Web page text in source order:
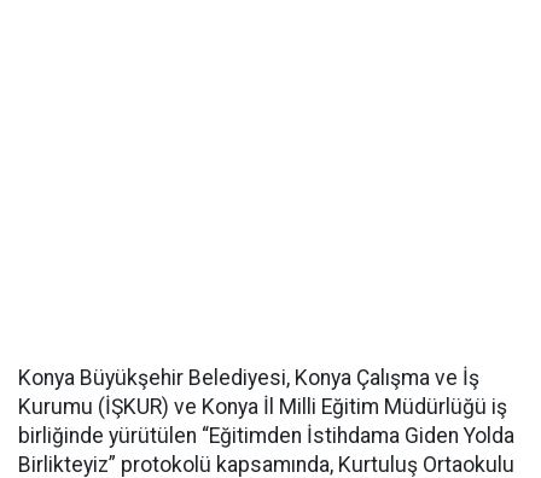
Konya Büyükşehir Belediyesi, Konya Çalışma ve İş
Kurumu (İŞKUR) ve Konya İl Milli Eğitim Müdürlüğü iş
birliğinde yürütülen “Eğitimden İstihdama Giden Yolda
Birlikteyiz” protokolü kapsamında, Kurtuluş Ortaokulu